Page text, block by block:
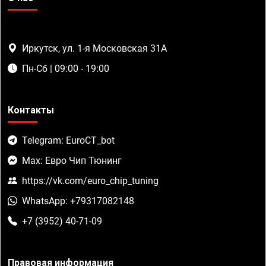
Иркутск, ул. 1-я Московская 31А
Пн-Сб | 09:00 - 19:00
Контакты
Telegram: EuroCT_bot
Max: Евро Чип Тюнинг
https://vk.com/euro_chip_tuning
WhatsApp: +79317082148
+7 (3952) 40-71-09
Правовая информация